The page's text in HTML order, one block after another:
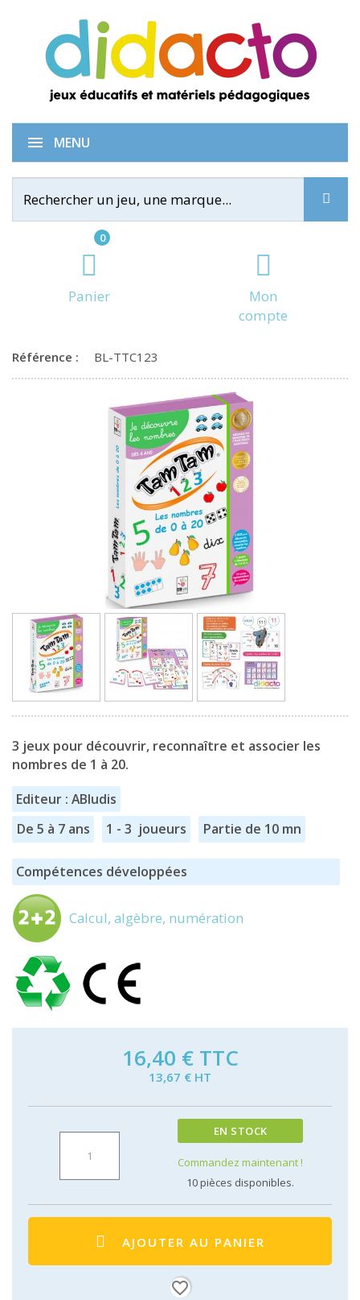
0
Panier
Mon
compte
MENU
Tam Tam Coffret 1 2 3
Référence : BL-TTC123
3 jeux pour découvrir, reconnaître et associer les
nombres de 1 à 20.
Editeur : ABludis
De 5 à 7 ans
1 - 3 joueurs Partie de 10 mn
Compétences développées
Calcul, algèbre, numération
16,40 € TTC
13,67 € HT
EN STOCK
Commandez maintenant !
10pièces disponibles.
AJOUTER AU PANIER
favorite_border